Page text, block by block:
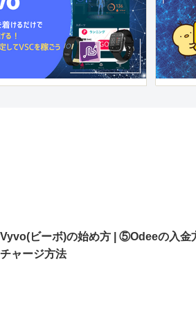
Vyvo(ビーボ)の始め方 | ⑤Odeeの入金
チャージ方法